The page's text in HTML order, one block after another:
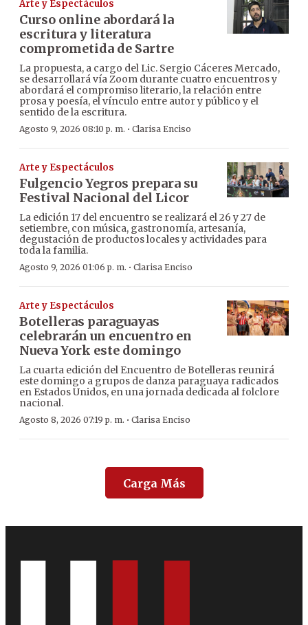
Arte y Espectáculos
Curso online abordará la
escritura y literatura
comprometida de Sartre
La propuesta, a cargo del Lic. Sergio Cáceres Mercado,
se desarrollará vía Zoom durante cuatro encuentros y
abordará el compromiso literario, la relación entre
prosa y poesía, el vínculo entre autor y público y el
sentido de la escritura.
Agosto 9, 2026 08:10 p. m. · Clarisa Enciso
Arte y Espectáculos
Fulgencio Yegros prepara su
Festival Nacional del Licor
La edición 17 del encuentro se realizará el 26 y 27 de
setiembre, con música, gastronomía, artesanía,
degustación de productos locales y actividades para
toda la familia.
Agosto 9, 2026 01:06 p. m. · Clarisa Enciso
Arte y Espectáculos
Botelleras paraguayas
celebrarán un encuentro en
Nueva York este domingo
La cuarta edición del Encuentro de Botelleras reunirá
este domingo a grupos de danza paraguaya radicados
en Estados Unidos, en una jornada dedicada al folclore
nacional.
Agosto 8, 2026 07:19 p. m. · Clarisa Enciso
Carga Más